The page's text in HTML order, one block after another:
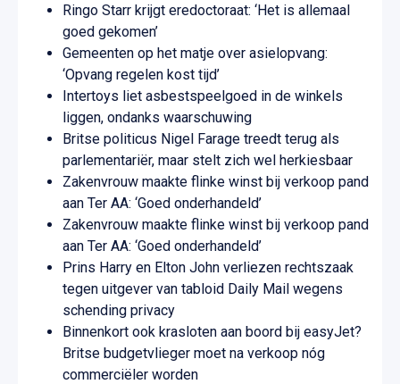
Ringo Starr krijgt eredoctoraat: ‘Het is allemaal
goed gekomen’
Gemeenten op het matje over asielopvang:
‘Opvang regelen kost tijd’
Intertoys liet asbestspeelgoed in de winkels
liggen, ondanks waarschuwing
Britse politicus Nigel Farage treedt terug als
parlementariër, maar stelt zich wel herkiesbaar
Zakenvrouw maakte flinke winst bij verkoop pand
aan Ter AA: ‘Goed onderhandeld’
Zakenvrouw maakte flinke winst bij verkoop pand
aan Ter AA: ‘Goed onderhandeld’
Prins Harry en Elton John verliezen rechtszaak
tegen uitgever van tabloid Daily Mail wegens
schending privacy
Binnenkort ook krasloten aan boord bij easyJet?
Britse budgetvlieger moet na verkoop nóg
commerciëler worden